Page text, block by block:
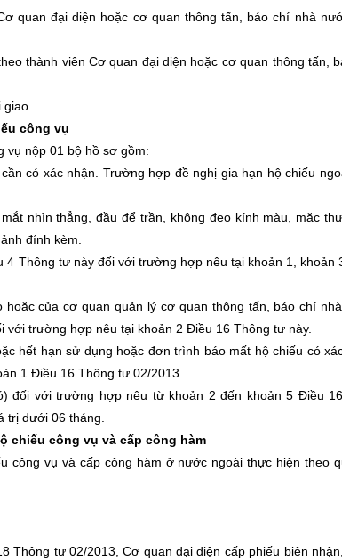
quan đại diện hoặc cơ quan thông tấn, báo chí nhà
thành viên Cơ quan đại diện hoặc cơ quan thông tấn,
công vụ
vụ nộp 01 bộ hồ sơ gồm:
có xác nhận. Trường hợp đề nghị gia hạn hộ chiếu
nhìn thẳng, đầu để trần, không đeo kính màu, mặc
đính kèm.
Thông tư này đối với trường hợp nêu tại khoản 1, khoản
của cơ quan quản lý cơ quan thông tấn, báo chí
trường hợp nêu tại khoản 2 Điều 16 Thông tư này.
hết hạn sử dụng hoặc đơn trình báo mất hộ chiếu có
1 Điều 16 Thông tư 02/2013.
đối với trường hợp nêu từ khoản 2 đến khoản 5 Điều
trị dưới 06 tháng.
chiếu công vụ và cấp công hàm
công vụ và cấp công hàm ở nước ngoài thực hiện theo
Thông tư 02/2013, Cơ quan đại diện cấp phiếu biên